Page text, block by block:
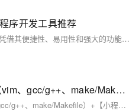
序开发工具推荐
在数字化浪潮席卷的当下，小程序凭借其便捷性、易用性和强大的功能，成为企业拓展业务、提升用户体验的重要工具。然而，选择合适的小程序开发模式，是确保项目成功的关键所在。目前，主流的小程序开发模式主要有自主开发、利用SaaS小程序制作平台开发以及外包开发这三种。它们在成本投入、开发周期、控制力度和灵活性等方面各有优劣，适用于不同发展阶段和类型的企业。接下来，我们将对这三种模式进行详细剖析。
【Linux】Linux 开发工具（vim、gcc/g++、make/Makefile）+【小程序：进度条】-- 详解
【Linux】Linux 开发工具（vim、gcc/g++、make/Makefile）+【小程序：进度条】-- 详解